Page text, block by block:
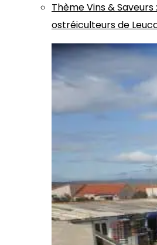
ThèmeVins & Saveurs:
ostréiculteurs de